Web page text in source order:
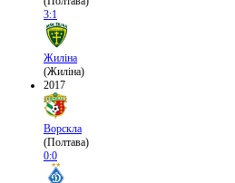
3:1
Жиліна
(Жиліна)
2017
Ворскла
(Полтава)
0:0